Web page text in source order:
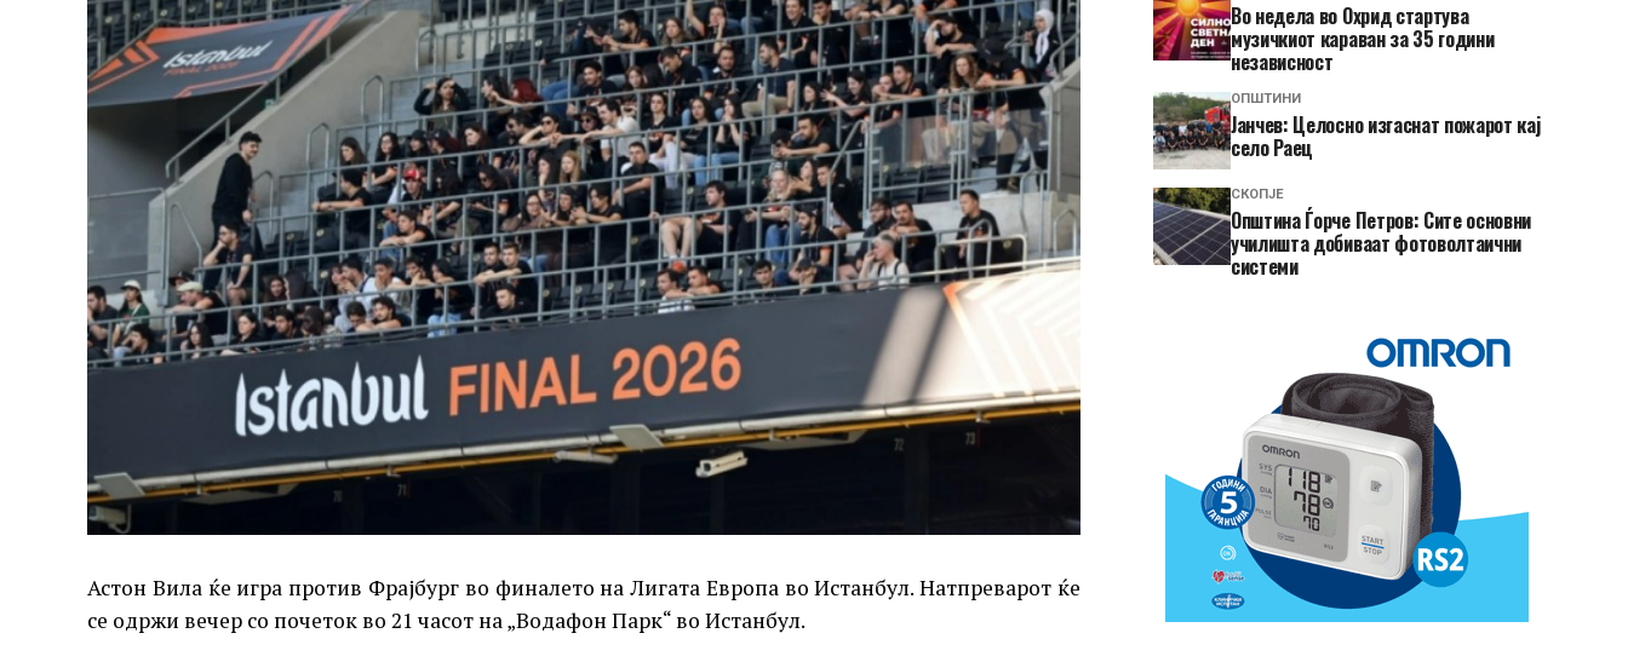
Астон Вила ќе игра против Фрајбург во финалето на Лигата Европа во Истанбул. Натпреварот ќе
се одржи вечер со почеток во 21 часот на „Водафон Парк“ во Истанбул.
Во недела во Охрид стартува
музичкиот караван за 35 години
независност
ОПШТИНИ
Јанчев: Целосно изгаснат пожарот кај
село Раец
СКОПЈЕ
Општина Ѓорче Петров: Сите основни
училишта добиваат фотоволтаични
системи